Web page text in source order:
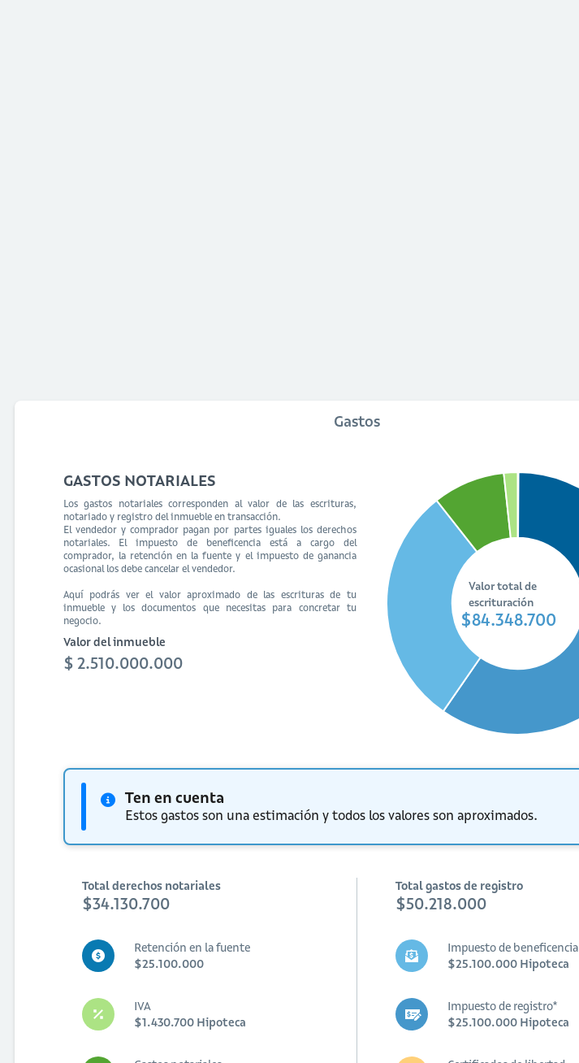
Gastos
GASTOS NOTARIALES
Los gastos notariales corresponden al valor de las escrituras,
notariado y registro del inmueble en transacción.
El vendedor y comprador pagan por partes iguales los derechos
notariales. El impuesto de beneficencia está a cargo del
comprador, la retención en la fuente y el impuesto de ganancia
ocasional los debe cancelar el vendedor.
Aquí podrás ver el valor aproximado de las escrituras de tu
inmueble y los documentos que necesitas para concretar tu
negocio.
Valor del inmueble
$ 2.510.000.000
Valor total de
escrituración
$84.348.700
Ten en cuenta
Estos gastos son una estimación y todos los valores son aproximados.
Total derechos notariales
$34.130.700
Retención en la fuente
$25.100.000
IVA
$1.430.700 Hipoteca
Total gastos de registro
$50.218.000
Impuesto de beneficencia
$25.100.000 Hipoteca
Impuesto de registro*
$25.100.000 Hipoteca